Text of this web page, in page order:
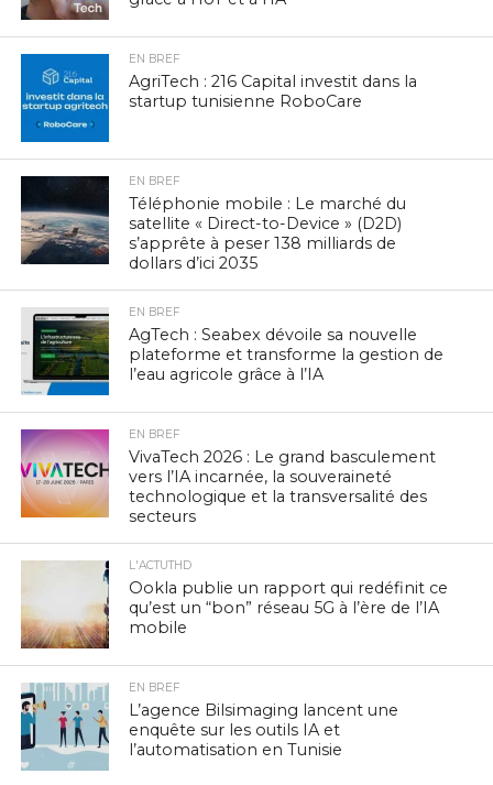
EN BREF
AgriTech : 216 Capital investit dans la
startup tunisienne RoboCare
EN BREF
Téléphonie mobile : Le marché du
satellite « Direct-to-Device » (D2D)
s’apprête à peser 138 milliards de
dollars d’ici 2035
EN BREF
AgTech : Seabex dévoile sa nouvelle
plateforme et transforme la gestion de
l’eau agricole grâce à l’IA
EN BREF
VivaTech 2026 : Le grand basculement
vers l’IA incarnée, la souveraineté
technologique et la transversalité des
secteurs
L'ACTUTHD
Ookla publie un rapport qui redéfinit ce
qu’est un “bon” réseau 5G à l’ère de l’IA
mobile
EN BREF
L’agence Bilsimaging lancent une
enquête sur les outils IA et
l’automatisation en Tunisie